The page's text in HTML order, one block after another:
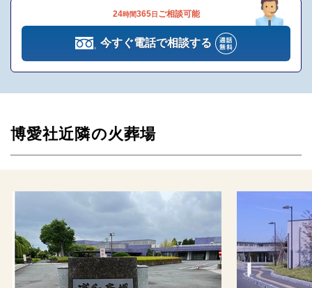
和食・洋食・ビュッフェ・フル
コースまで、様々なお料理を用
意しております
返礼品
タオルから和菓子まで、多彩な
喪服のレンタルや着付けのサー
※セットプランに含まれない内容、飲食接待費（料理、飲物、返
礼品、式場料、火葬場関係費、宗教者費用など）諸条件により変
24時間365日 ご相談可能
今すぐ電話で相談する
博愛社近隣の火葬場